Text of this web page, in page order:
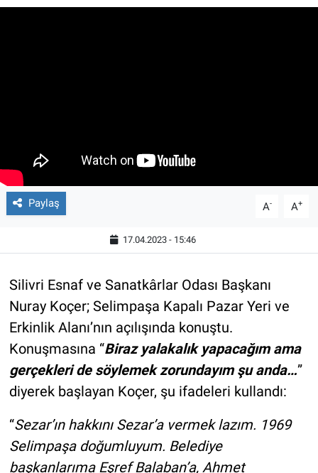
Paylaş A- A+
17.04.2023 - 15:46
Silivri Esnaf ve Sanatkârlar Odası Başkanı
Nuray Koçer; Selimpaşa Kapalı Pazar Yeri ve
Erkinlik Alanı’nın açılışında konuştu.
Konuşmasına “Biraz yalakalık yapacağım ama
gerçekleri de söylemek zorundayım şu anda…”
diyerek başlayan Koçer, şu ifadeleri kullandı:
“Sezar’ın hakkını Sezar’a vermek lazım. 1969
Selimpaşa doğumluyum. Belediye
başkanlarıma Eşref Balaban’a, Ahmet